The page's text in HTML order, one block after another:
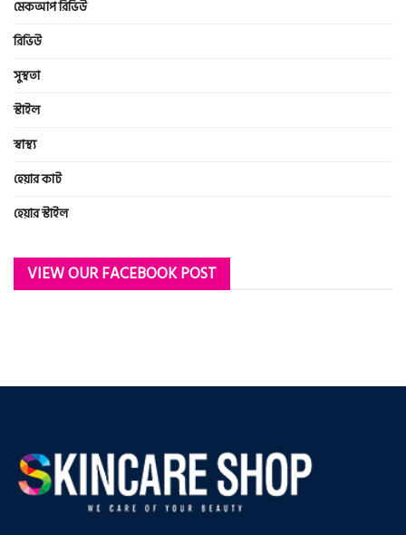
মেকআপ রিভিউ
রিভিউ
সুস্থতা
স্টাইল
স্বাস্থ্য
হেয়ার কাট
হেয়ার স্টাইল
VIEW OUR FACEBOOK POST